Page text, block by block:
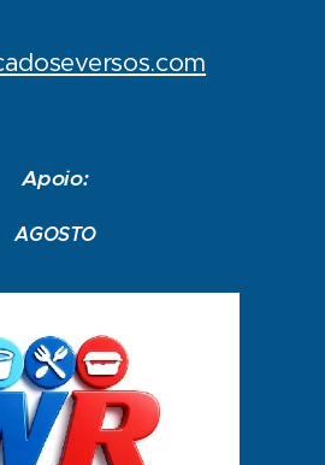
Apoio:
AGOSTO